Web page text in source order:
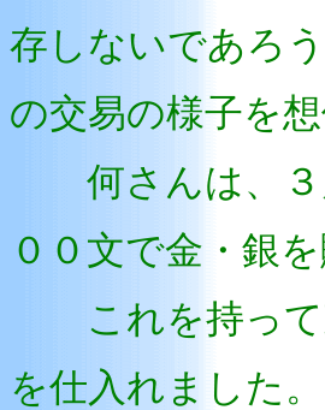
存しないであろ
の交易の様子を
何さんは、３
００文で金・銀
これを持って
を仕入れました